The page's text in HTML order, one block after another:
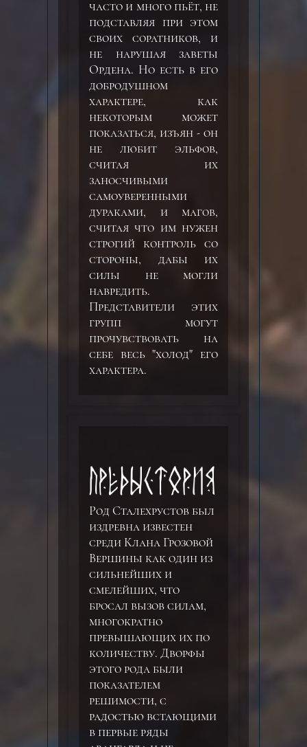
часто и много пьёт, не
подставляя при этом
своих соратников, и
не нарушая заветы
Ордена. Но есть в его
добродушном
характере, как
некоторым может
показаться, изъян - он
не любит эльфов,
считая их
заносчивыми
самоуверенными
дураками, и магов,
считая что им нужен
строгий контроль со
стороны, дабы их
силы не могли
навредить.
Представители этих
групп могут
прочувствовать на
себе весь "холод" его
характера.
Род Сталехрустов был
издревна известен
среди Клана Грозовой
Вершины как один из
сильнейших и
смелейших, что
бросал вызов силам,
многократно
превышающих их по
количеству. Дворфы
этого рода были
показателем
решимости, с
радостью встающими
в первые ряды